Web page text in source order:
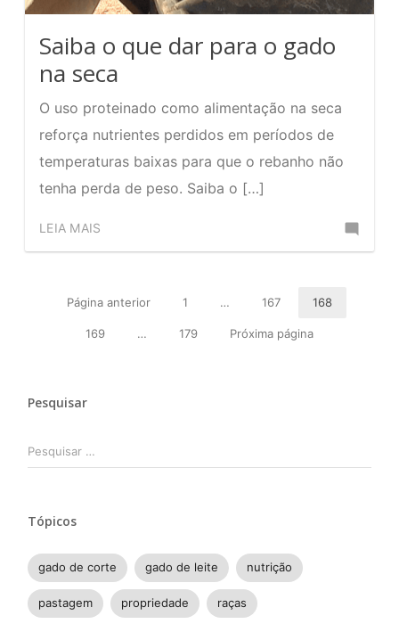
Saiba o que dar para o gado
na seca
O uso proteinado como alimentação na seca
reforça nutrientes perdidos em períodos de
temperaturas baixas para que o rebanho não
tenha perda de peso. Saiba o […]
LEIA MAIS
Comente
o
Navegação
Página anterior Página
1 … Página
167 Página
168
Página
169 … Página
179 Próxima página
Pesquisar
por:
Tópicos
gado de corte gado de leite nutrição
pastagem propriedade raças